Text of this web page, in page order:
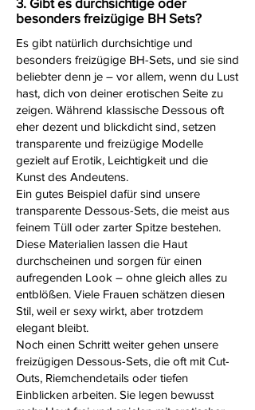
besonders freizügige BH Sets?
Es gibt natürlich durchsichtige und
besonders freizügige BH-Sets, und sie sind
beliebter denn je – vor allem, wenn du Lust
hast, dich von deiner erotischen Seite zu
zeigen. Während klassische Dessous oft
eher dezent und blickdicht sind, setzen
transparente und freizügige Modelle
gezielt auf Erotik, Leichtigkeit und die
Kunst des Andeutens.
Ein gutes Beispiel dafür sind unsere
transparente Dessous-Sets, die meist aus
feinem Tüll oder zarter Spitze bestehen.
Diese Materialien lassen die Haut
durchscheinen und sorgen für einen
aufregenden Look – ohne gleich alles zu
entblößen. Viele Frauen schätzen diesen
Stil, weil er sexy wirkt, aber trotzdem
elegant bleibt.
Noch einen Schritt weiter gehen unsere
freizügigen Dessous-Sets, die oft mit Cut-
Outs, Riemchendetails oder tiefen
Einblicken arbeiten. Sie legen bewusst